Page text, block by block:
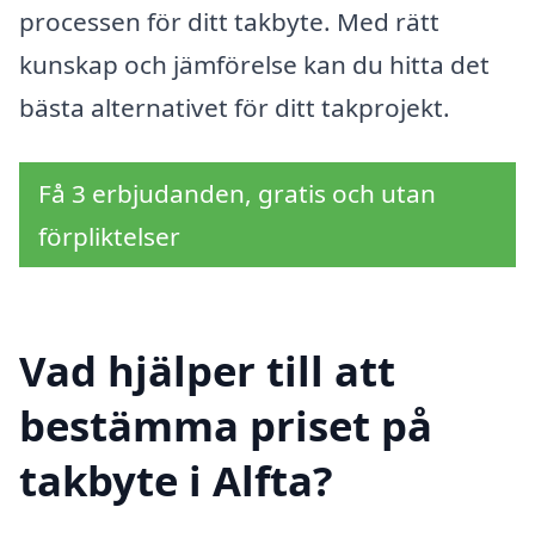
processen för ditt takbyte. Med rätt
kunskap och jämförelse kan du hitta det
bästa alternativet för ditt takprojekt.
Få 3 erbjudanden, gratis och utan
förpliktelser
Vad hjälper till att
bestämma priset på
takbyte i Alfta?